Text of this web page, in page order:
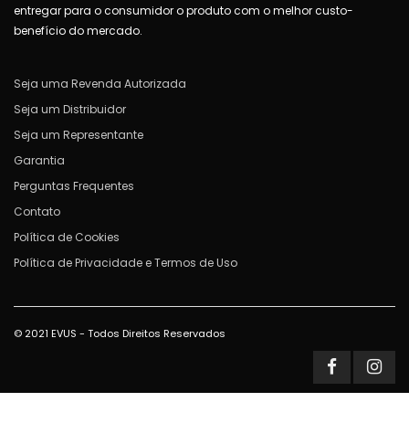
entregar para o consumidor o produto com o melhor custo-
benefício do mercado.
Seja uma Revenda Autorizada
Seja um Distribuidor
Seja um Representante
Garantia
Perguntas Frequentes
Contato
Política de Cookies
Política de Privacidade e Termos de Uso
© 2021 EVUS - Todos Direitos Reservados